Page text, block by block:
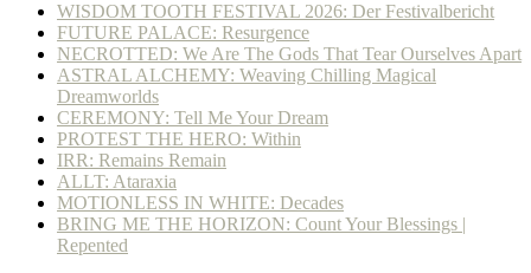
WISDOM TOOTH FESTIVAL 2026: Der Festivalbericht
FUTURE PALACE: Resurgence
NECROTTED: We Are The Gods That Tear Ourselves Apart
ASTRAL ALCHEMY: Weaving Chilling Magical
Dreamworlds
CEREMONY: Tell Me Your Dream
PROTEST THE HERO: Within
IRR: Remains Remain
ALLT: Ataraxia
MOTIONLESS IN WHITE: Decades
BRING ME THE HORIZON: Count Your Blessings |
Repented